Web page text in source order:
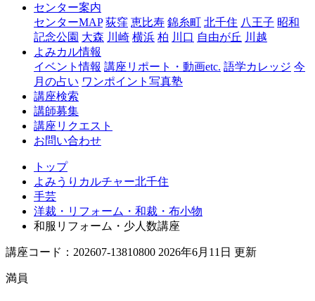
千
センター案内
センターMAP 荻窪 恵比寿 錦糸町 北千住 八王子 昭和
記念公園 大森 川崎 横浜 柏 川口 自由が丘 川越
よみカル情報
イベント情報 講座リポート・動画etc. 語学カレッジ 今
月の占い ワンポイント写真塾
講座検索
講師募集
講座リクエスト
お問い合わせ
トップ
よみうりカルチャー北千住
手芸
洋裁・リフォーム・和裁・布小物
和服リフォーム・少人数講座
講座コード：202607-13810800 2026年6月11日 更新
満員